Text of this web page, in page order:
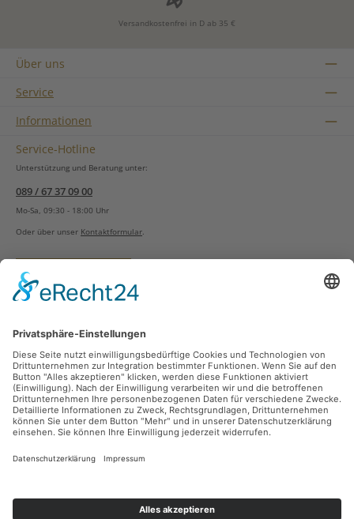
Versandkostenfrei in D ab 35 €
Über uns
Service
Informationen
Service-Hotline
Unterstützung und Beratung unter:
089 / 67 37 09 00
Mo-Sa, 09:30 - 18:00 Uhr
Oder über unser Kontaktformular.
Vertrag widerrufen
Zahlungsarten
Sicher Einkaufen
Ladengeschäft
Newsletter